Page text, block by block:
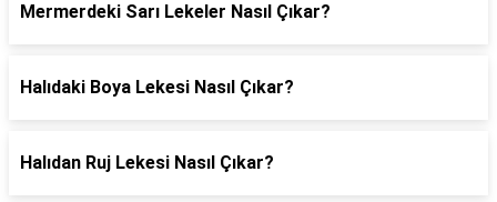
Mermerdeki Sarı Lekeler Nasıl Çıkar?
Halıdaki Boya Lekesi Nasıl Çıkar?
Halıdan Ruj Lekesi Nasıl Çıkar?